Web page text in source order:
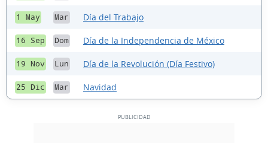
1 May Mar Día del Trabajo
16 Sep Dom Día de la Independencia de México
19 Nov Lun Día de la Revolución (Día Festivo)
25 Dic Mar Navidad